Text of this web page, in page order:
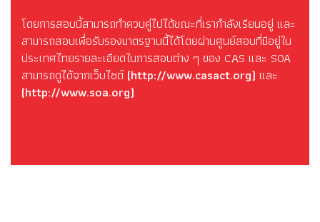
โดยการสอบนี้สามารถทำควบคู่ไปได้ขณะที่เรากำลังเรียนอยู่ และ
สามารถสอบเพื่อรับรองมาตรฐานนี้ได้โดยผ่านศูนย์สอบที่มีอยู่ใน
ประเทศไทยรายละเอียดในการสอบต่าง ๆ ของ CAS และ SOA
สามารถดูได้จากเว็บไซต์(http://www.casact.org) และ
(http://www.soa.org)